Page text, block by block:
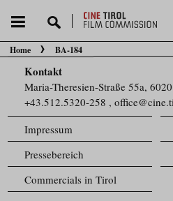
Sie befinden sich hier:
Home BA-184
Kontakt
Maria-Theresien-Straße 55a,
+43.512.5320-258 ,
Impressum
Pressebereich
Commercials in Tirol